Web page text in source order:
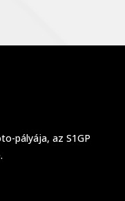
pályája, az S1GP